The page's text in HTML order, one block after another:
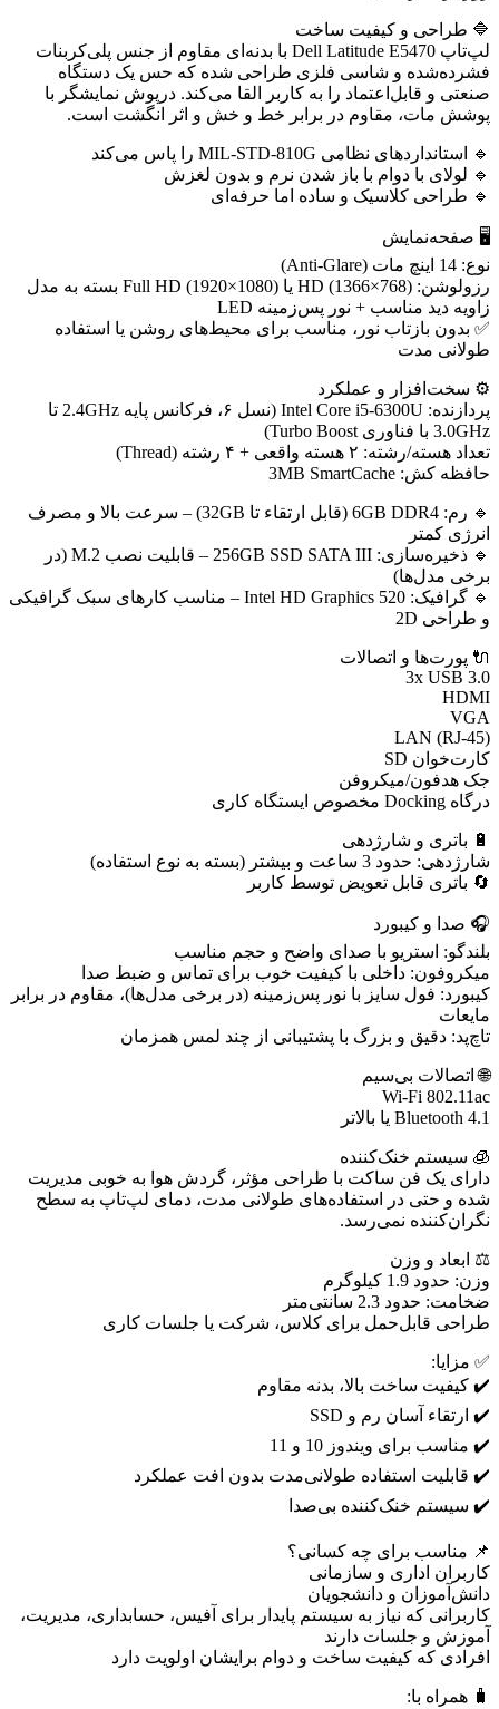
🔷 طراحی و کیفیت ساخت
لپ‌تاپ Dell Latitude E5470 با بدنه‌ای مقاوم از جنس پلی‌کربنات
فشرده‌شده و شاسی فلزی طراحی شده که حس یک دستگاه
صنعتی و قابل‌اعتماد را به کاربر القا می‌کند. درپوش نمایشگر با
پوشش مات، مقاوم در برابر خط و خش و اثر انگشت است.
🔹 استانداردهای نظامی MIL-STD-810G را پاس می‌کند
🔹 لولای با دوام با باز شدن نرم و بدون لغزش
🔹 طراحی کلاسیک و ساده اما حرفه‌ای
🖥 صفحه‌نمایش
نوع: 14 اینچ مات (Anti-Glare)
رزولوشن: HD (1366×768) یا Full HD (1920×1080) بسته به مدل
زاویه دید مناسب + نور پس‌زمینه LED
✅ بدون بازتاب نور، مناسب برای محیط‌های روشن یا استفاده
طولانی مدت
⚙️ سخت‌افزار و عملکرد
پردازنده: Intel Core i5-6300U (نسل ۶، فرکانس پایه 2.4GHz تا
3.0GHz با فناوری Turbo Boost)
تعداد هسته/رشته: ۲ هسته واقعی + ۴ رشته (Thread)
حافظه کش: 3MB SmartCache
🔹 رم: 6GB DDR4 (قابل ارتقاء تا 32GB) – سرعت بالا و مصرف
انرژی کمتر
🔹 ذخیره‌سازی: 256GB SSD SATA III – قابلیت نصب M.2 (در
برخی مدل‌ها)
🔹 گرافیک: Intel HD Graphics 520 – مناسب کارهای سبک گرافیکی
و طراحی 2D
🔌 پورت‌ها و اتصالات
3x USB 3.0
HDMI
VGA
LAN (RJ-45)
کارت‌خوان SD
جک هدفون/میکروفن
درگاه Docking مخصوص ایستگاه کاری
🔋 باتری و شارژدهی
شارژدهی: حدود 3 ساعت و بیشتر (بسته به نوع استفاده)
🔄 باتری قابل تعویض توسط کاربر
🎧 صدا و کیبورد
بلندگو: استریو با صدای واضح و حجم مناسب
میکروفون: داخلی با کیفیت خوب برای تماس و ضبط صدا
کیبورد: فول سایز با نور پس‌زمینه (در برخی مدل‌ها)، مقاوم در برابر
مایعات
تاچ‌پد: دقیق و بزرگ با پشتیبانی از چند لمس همزمان
🌐 اتصالات بی‌سیم
Wi-Fi 802.11ac
Bluetooth 4.1 یا بالاتر
🧊 سیستم خنک‌کننده
دارای یک فن ساکت با طراحی مؤثر، گردش هوا به خوبی مدیریت
شده و حتی در استفاده‌های طولانی مدت، دمای لپ‌تاپ به سطح
نگران‌کننده نمی‌رسد.
⚖️ ابعاد و وزن
وزن: حدود 1.9 کیلوگرم
ضخامت: حدود 2.3 سانتی‌متر
طراحی قابل‌حمل برای کلاس، شرکت یا جلسات کاری
✅ مزایا:
✔️ کیفیت ساخت بالا، بدنه مقاوم
✔️ ارتقاء آسان رم و SSD
✔️ مناسب برای ویندوز 10 و 11
✔️ قابلیت استفاده طولانی‌مدت بدون افت عملکرد
✔️ سیستم خنک‌کننده بی‌صدا
📌 مناسب برای چه کسانی؟
کاربران اداری و سازمانی
دانش‌آموزان و دانشجویان
کاربرانی که نیاز به سیستم پایدار برای آفیس، حسابداری، مدیریت،
آموزش و جلسات دارند
افرادی که کیفیت ساخت و دوام برایشان اولویت دارد
🧳 همراه با: